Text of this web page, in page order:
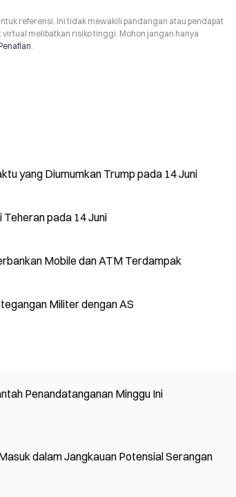
referensi. Ini tidak mewakili pandangan atau pendapat
melibatkan risiko tinggi. Mohon jangan hanya
.
yang Diumumkan Trump pada 14 Juni
pada 14 Juni
Mobile dan ATM Terdampak
Militer dengan AS
Penandatanganan Minggu Ini
dalam Jangkauan Potensial Serangan